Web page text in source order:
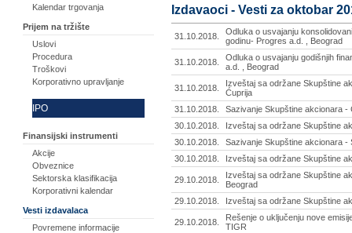
Kalendar trgovanja
Prijem na tržište
Uslovi
Procedura
Troškovi
Korporativno upravljanje
IPO
Finansijski instrumenti
Akcije
Obveznice
Sektorska klasifikacija
Korporativni kalendar
Vesti izdavalaca
Povremene informacije
Izdavaoci - Vesti za oktobar
31.10.2018.
Odluka o usvajanju
godinu- Progres a.d. , Beograd
31.10.2018.
Odluka o usvajanju godišnjih
a.d. , Beograd
31.10.2018.
Izveštaj sa održane Skupštine
Ćuprija
31.10.2018.
Sazivanje Skupštine akcionara -
30.10.2018.
Izveštaj sa održane Skupštine
30.10.2018.
Sazivanje Skupštine akcionara -
30.10.2018.
Izveštaj sa održane Skupštine
29.10.2018.
Izveštaj sa održane Skupštine
Beograd
29.10.2018.
Izveštaj sa održane Skupštine
29.10.2018.
Rešenje o uključenju nove
TIGR